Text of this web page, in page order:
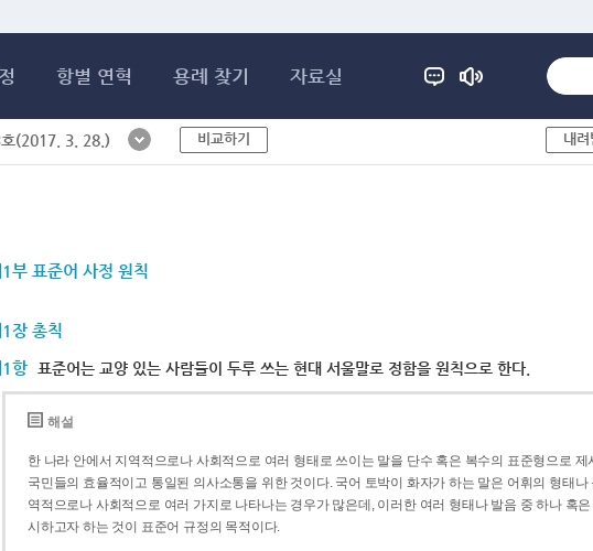
항별 연혁 용례 찾기 자료실
(2017. 3. 28.) 비교하기 내려
부 표준어 사정 원칙
장 총칙
항 표준어는 교양 있는 사람들이 두루 쓰는 현대 서울말로 정함을 원칙으로 한다.
해설
한 나라 안에서 지역적으로나 사회적으로 여러 형태로 쓰이는 말을 단수 혹은 복수의 표준형으로 제
국민들의 효율적이고 통일된 의사소통을 위한 것이다. 국어 토박이 화자가 하는 말은 어휘의 형태나
역적으로나 사회적으로 여러 가지로 나타나는 경우가 많은데, 이러한 여러 형태나 발음 중 하나 혹은
시하고자 하는 것이 표준어 규정의 목적이다.